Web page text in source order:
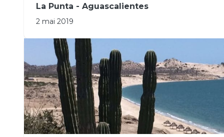
La Punta - Aguascalientes
2 mai 2019